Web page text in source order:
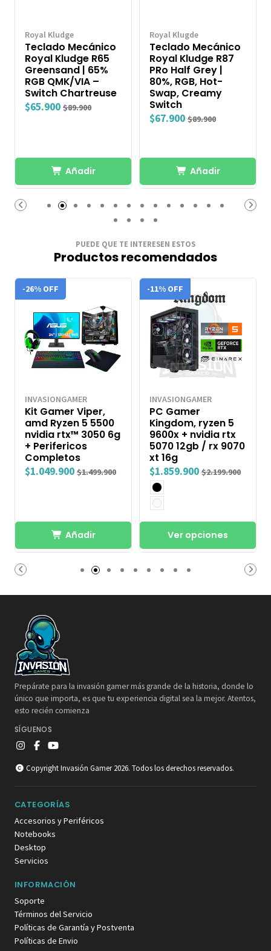
Royal Kludge
Teclado Mecánico
Royal Kludge R65
Greensand | 65%
RGB QMK/VIA –
Switch Chartreuse
$65.900 $89.900
Añadir
Royal Klugde
Teclado Mecánico
Royal Kludge R87
PRo Half Grey |
80%, RGB, Hot-
Swap, Creamy
Switch
$67.900 $89.900
Añadir
PUEDE QUE TE INTERESEN ESTOS
Productos recomendados
-26% OFF
INVASIONGAMER
Kit Gamer Viper,
amd Ryzen 5 5500
nvidia rtx™ 3050 6g
+ Perifericos
Completos
$1.049.900 $1.499.900
Añadir
-11% OFF
INVASIONGAMER
PC Gamer
Kingdom, ryzen 5
9600x + nvidia rtx
5070 12gb / rx 9070
xt 16g
$1.859.900 $2.199.900
Ver opciones
Prepárate para la invasión gamer más grande de la historia, donde lo
único que importa, es que tu experiencia digital sea la mejor. Atentos,
esto recién comienza
SÍGUENOS
Copyright Invasión Gamer 2026. Todos los derechos reservados.
CATEGORÍAS
Accesorios y Periféricos
Notebooks
Desktop
Servicios
INFORMACIÓN
Soporte
Términos del Servicio
Políticas de Garantía y Postventa
Políticas de Envio